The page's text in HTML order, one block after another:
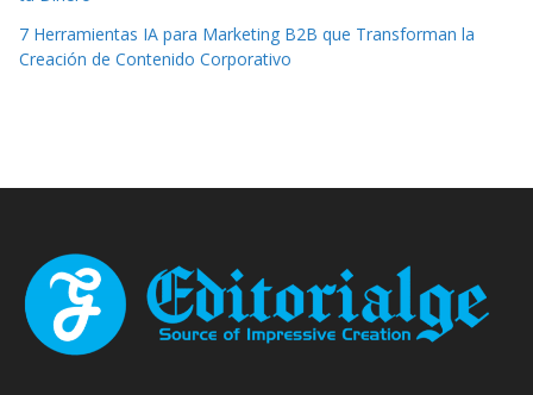
7 Herramientas IA para Marketing B2B que Transforman la
Creación de Contenido Corporativo